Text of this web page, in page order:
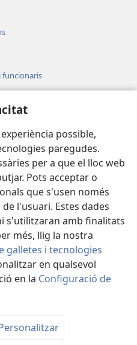
possible,
paregudes.
per a que el lloc web
Pots acceptar o
que s'usen només
l'usuari. Estes dades
s'utilitzaran amb finalitats
més, llig la nostra
galletes i tecnologies
en qualsevol
en la Configuració de
funcionaris
and Tract Society of Pennsylvania.